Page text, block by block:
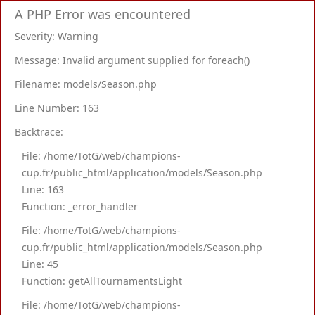
A PHP Error was encountered
Severity: Warning
Message: Invalid argument supplied for foreach()
Filename: models/Season.php
Line Number: 163
Backtrace:
File: /home/TotG/web/champions-
cup.fr/public_html/application/models/Season.php
Line: 163
Function: _error_handler
File: /home/TotG/web/champions-
cup.fr/public_html/application/models/Season.php
Line: 45
Function: getAllTournamentsLight
File: /home/TotG/web/champions-